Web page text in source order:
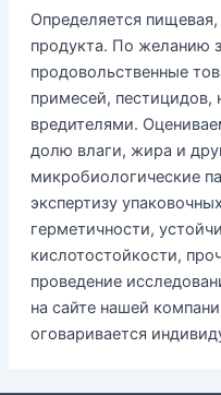
Определяется пищевая,
продукта. По желанию
продовольственные
примесей, пестицидов,
вредителями.
долю влаги, жира и
микробиологические
экспертизу
герметичности,
кислотостойкости,
проведение
на сайте нашей
оговаривается